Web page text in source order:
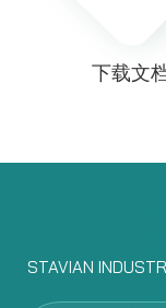
下载文
STAVIAN